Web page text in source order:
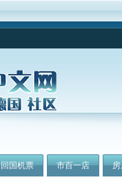
回国机票 市百一店